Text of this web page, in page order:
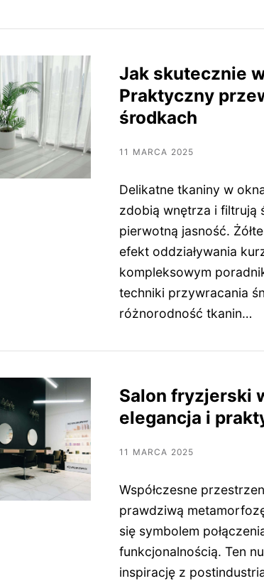
Jak skutecznie
Praktyczny
środkach
11 MARCA 2025
Delikatne tkaniny w
zdobią wnętrza i filtrują
pierwotną jasność.
efekt oddziaływania
kompleksowym
techniki przywracania
różnorodność tkanin…
Salon fryzjerski
elegancja i
11 MARCA 2025
Współczesne
prawdziwą
się symbolem
funkcjonalnością. Ten
inspirację z